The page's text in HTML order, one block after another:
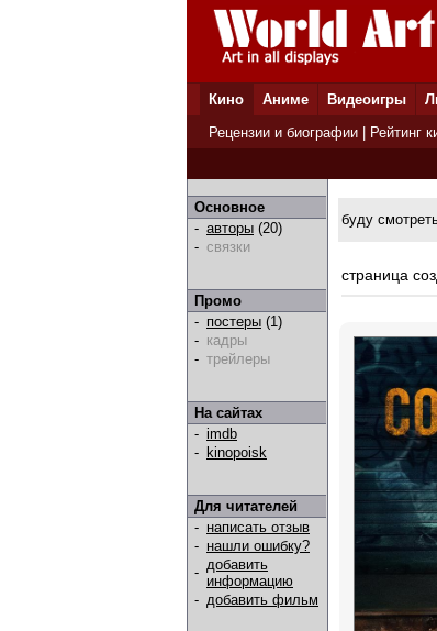
Кино Аниме Видеоигры
Рецензии и биографии
Рейтинг
Основное
- авторы (20)
- связки
Промо
- постеры (1)
- кадры
- трейлеры
На сайтах
- imdb
- kinopoisk
Для читателей
- написать отзыв
- нашли ошибку?
- добавить
информацию
- добавить фильм
буду
страница